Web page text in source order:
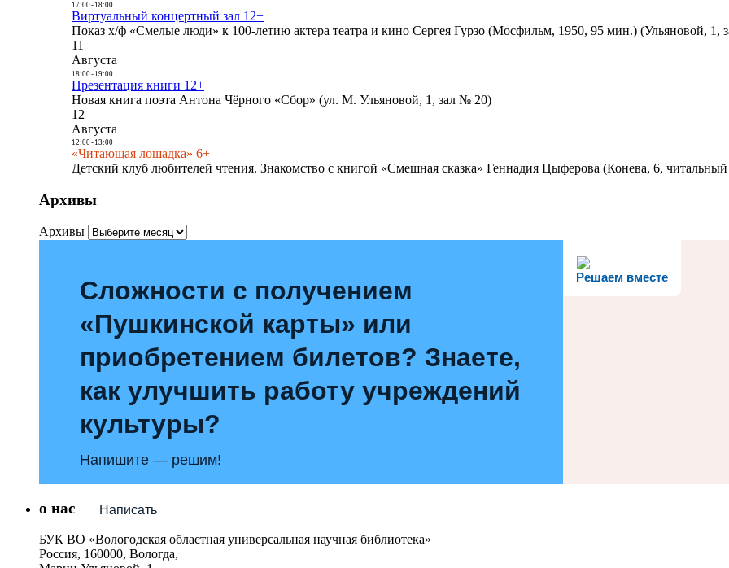
17:00- 18:00
Виртуальный концертный зал 12+
Показ х/ф «Смелые люди» к 100-летию актера театра и кино Сергея Гурзо (Мосфильм, 1950, 95 мин.) (Ульяновой, 1,
11
Августа
18:00- 19:00
Презентация книги 12+
Новая книга поэта Антона Чёрного «Сбор» (ул. М. Ульяновой, 1, зал № 20)
12
Августа
12:00- 13:00
«Читающая лошадка» 6+
Детский клуб любителей чтения. Знакомство с книгой «Смешная сказка» Геннадия Цыферова (Конева, 6, читальный
Архивы
Архивы
Решаем вместе
Сложности с получением
«Пушкинской карты» или
приобретением билетов? Знаете,
как улучшить работу учреждений
культуры?
Напишите — решим!
Написать
о нас
БУК ВО «Вологодская областная универсальная научная библиотека»
Россия, 160000, Вологда,